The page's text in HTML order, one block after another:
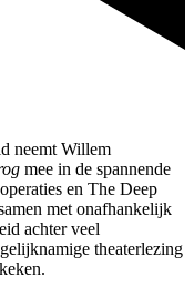
neemt Willem
mee in de spannende
en The Deep
met onafhankelijk
achter veel
theaterlezing